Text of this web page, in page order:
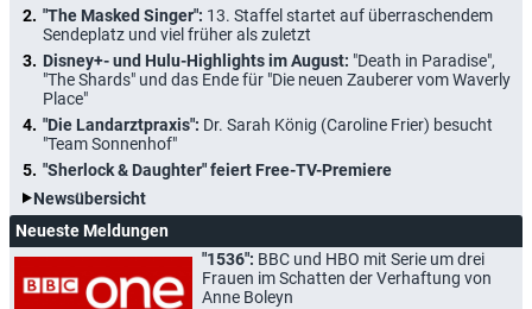
"The Masked Singer": 13. Staffel startet auf überraschendem
Sendeplatz und viel früher als zuletzt
Disney+- und Hulu-Highlights im August: "Death in Paradise",
"The Shards" und das Ende für "Die neuen Zauberer vom Waverly
Place"
"Die Landarztpraxis": Dr. Sarah König (Caroline Frier) besucht
"Team Sonnenhof"
"Sherlock & Daughter" feiert Free-TV-Premiere
Newsübersicht
Neueste Meldungen
"1536": BBC und HBO mit Serie um drei
Frauen im Schatten der Verhaftung von
Anne Boleyn